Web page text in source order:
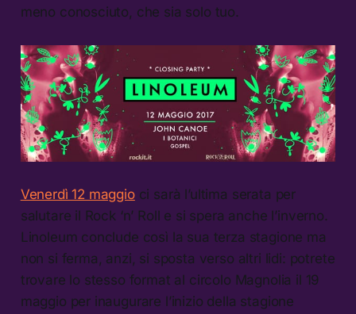
meno conosciuto, che sia solo tuo.
Venerdì 12 maggioci sarà l’ultima serata per
salutare il Rock ‘n’ Roll e si spera anche l’inverno.
Linoleum conclude così la sua terza stagione ma
non si ferma, anzi, si sposta verso altri lidi: potrete
trovare lo stesso format al circolo Magnolia il 19
maggio per inaugurare l’inizio della stagione